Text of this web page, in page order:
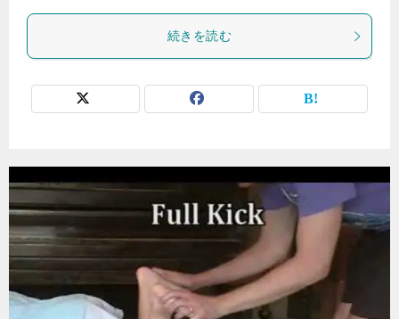
続きを読む